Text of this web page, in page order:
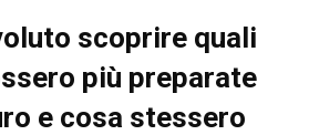
scoprire quali
più preparate
e cosa stessero